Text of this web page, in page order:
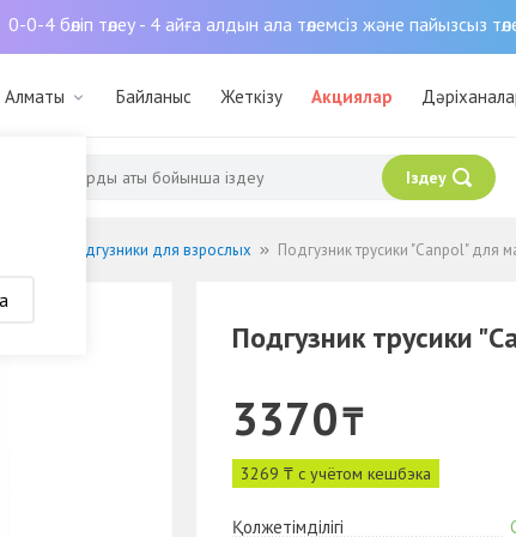
0-0-4 бөліп төлеу - 4 айға алдын ала төлемсіз және пайызсыз
Алматы Байланыс Жеткізу Акциялар
Іздеу
Подгузники для взрослых Подгузник трусики "Canpol" для
Подгузник трусики
3370₸
3269 ₸ с учётом кешбэка
Қолжетімділігі